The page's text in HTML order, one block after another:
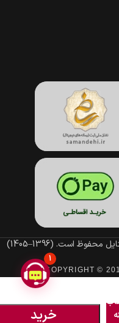
محفوظ است. (1396–1405)
COPYRIGHT ©
خرید
1